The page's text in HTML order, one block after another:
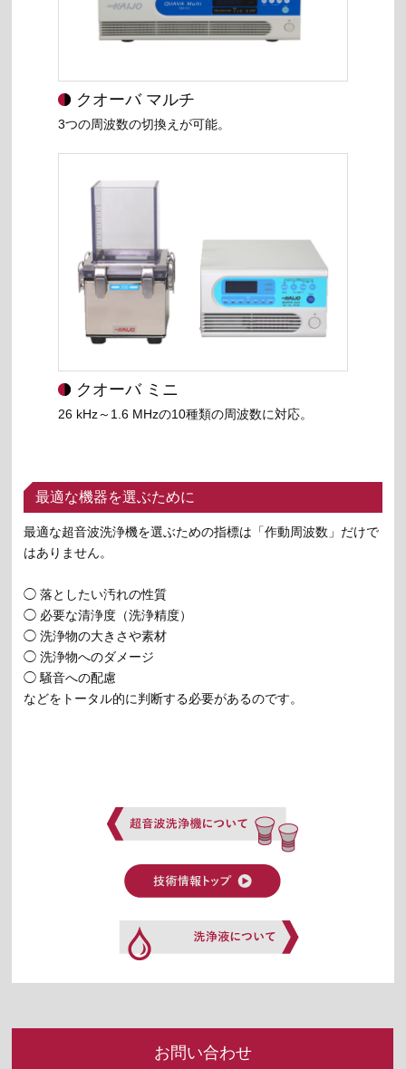
クオーバ マルチ
3つの周波数の切換えが可能。
クオーバ ミニ
26 kHz～1.6 MHzの10種類の周波数に対応。
最適な機器を選ぶために
最適な超音波洗浄機を選ぶための指標は「作動周波数」だけで
はありません。
◯ 落としたい汚れの性質
◯ 必要な清浄度（洗浄精度）
◯ 洗浄物の大きさや素材
◯ 洗浄物へのダメージ
◯ 騒音への配慮
などをトータル的に判断する必要があるのです。
お問い合わせ